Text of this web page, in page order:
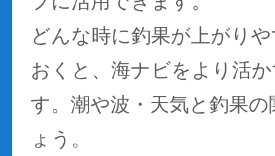
どんな時に釣果が上がり
おくと、海ナビをより活
す。潮や波・天気と釣果
ょう。